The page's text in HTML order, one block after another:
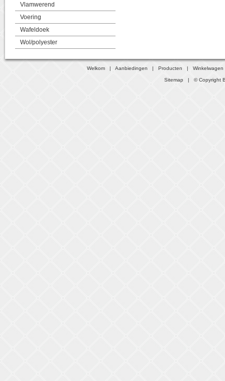
Vlamwerend
Voering
Wafeldoek
Wol/polyester
Welkom |Aanbiedingen |Producten |Winkelwagen
Sitemap | © Copyright